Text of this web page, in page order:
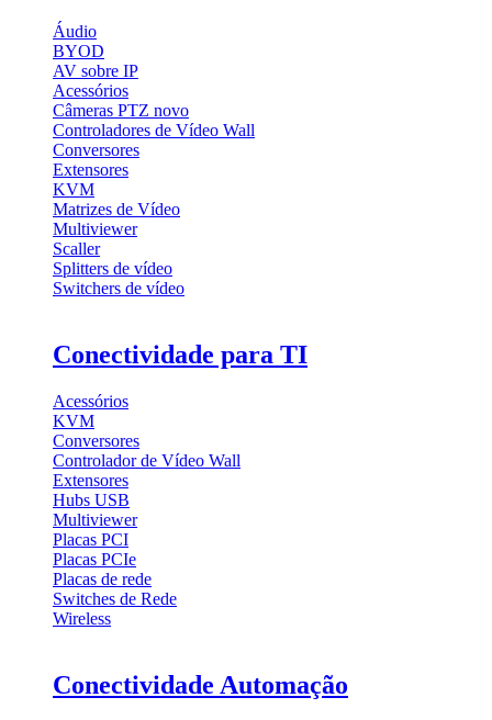
Áudio
BYOD
AV sobre IP
Acessórios
Câmeras PTZ novo
Controladores de Vídeo Wall
Conversores
Extensores
KVM
Matrizes de Vídeo
Multiviewer
Scaller
Splitters de vídeo
Switchers de vídeo
Conectividade para TI
Acessórios
KVM
Conversores
Controlador de Vídeo Wall
Extensores
Hubs USB
Multiviewer
Placas PCI
Placas PCIe
Placas de rede
Switches de Rede
Wireless
Conectividade Automação